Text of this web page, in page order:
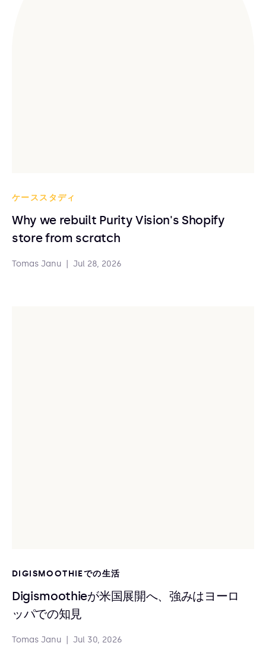
ケーススタディ
Why we rebuilt Purity Vision's Shopify
store from scratch
Tomas Janu Jul 28, 2026
DIGISMOOTHIEでの生活
Digismoothieが米国展開へ、強みはヨーロ
ッパでの知見
Tomas Janu Jul 30, 2026